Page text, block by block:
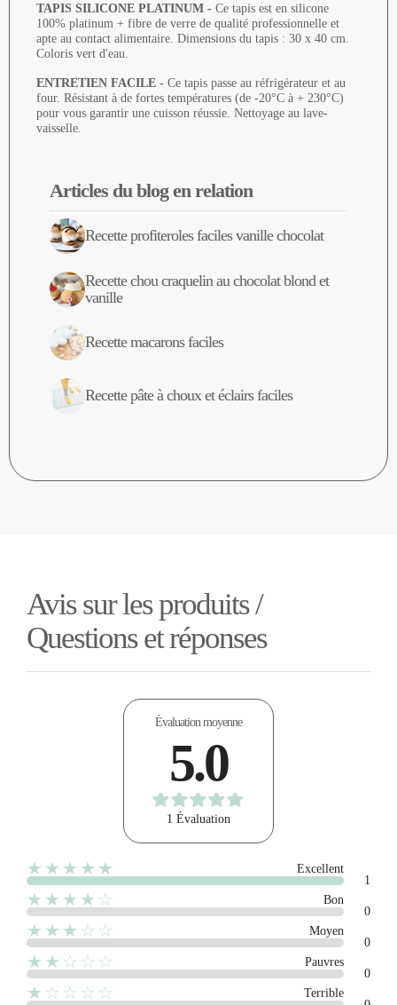
TAPIS SILICONE PLATINUM - Ce tapis est en silicone
100% platinum + fibre de verre de qualité professionnelle et
apte au contact alimentaire. Dimensions du tapis : 30 x 40 cm.
Coloris vert d'eau.
ENTRETIEN FACILE - Ce tapis passe au réfrigérateur et au
four. Résistant à de fortes températures (de -20°C à + 230°C)
pour vous garantir une cuisson réussie. Nettoyage au lave-
vaisselle.
Articles du blog en relation
Recette profiteroles faciles vanille chocolat
Recette chou craquelin au chocolat blond et
vanille
Recette macarons faciles
Recette pâte à choux et éclairs faciles
Avis sur les produits /
Questions et réponses
Évaluation moyenne
5.0
1 Évaluation
★★★★★
Excellent
1
★★★★☆
Bon
0
★★★☆☆
Moyen
0
★★☆☆☆
Pauvres
0
★☆☆☆☆
Terrible